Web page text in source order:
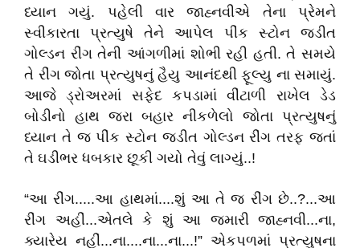
ધ્યાન ગયું. પહેલી વાર જાહ્નવીએ તેના પ્રેમને
સ્વીકારતા પ્રત્યુષે તેને આપેલ પીંક સ્ટોન જડીત
ગોલ્ડન રીંગ તેની આંગળીમાં શોભી રહી હતી. તે સમયે
તે રીંગ જોતા પ્રત્યુષનું હૈયુ આનંદથી ફૂલ્યુ ના સમાયું.
આજે ડ્રોઅરમાં સફેદ કપડામાં વીંટાળી રાખેલ ડેડ
બોડીનો હાથ જરા બહાર નીકળેલો જોતા પ્રત્યુષનું
ધ્યાન તે જ પીંક સ્ટોન જડીત ગોલ્ડન રીંગ તરફ જતાં
તે ઘડીભર ધબકાર છૂકી ગયો તેવું લાગ્યું..!
“આ રીંગ.....આ હાથમાં....શું આ તે જ રીંગ છે..?...આ
રીંગ અહીં...એતલે કે શું આ જમારી જાહ્નવી...ના,
ક્યારેય નહીં...ના....ના...ના...!” એકપળમાં પ્રત્યુષના